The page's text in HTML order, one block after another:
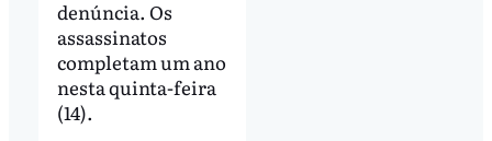
denúncia. Os
assassinatos
completam um ano
nesta quinta-feira
(14).